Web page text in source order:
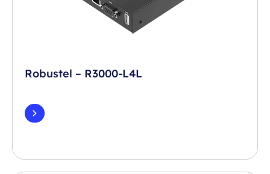
Robustel – R3000-L4L